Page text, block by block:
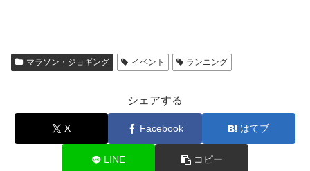
マラソン・ジョギング イベント ランニング
シェアする
X Facebook はてブ
LINE コピー